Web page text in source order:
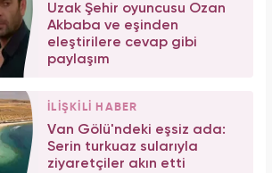
Uzak Şehir oyuncusu Ozan
Akbaba ve eşinden
eleştirilere cevap gibi
paylaşım
İLİŞKİLİ HABER
Van Gölü'ndeki eşsiz ada:
Serin turkuaz sularıyla
ziyaretçiler akın etti